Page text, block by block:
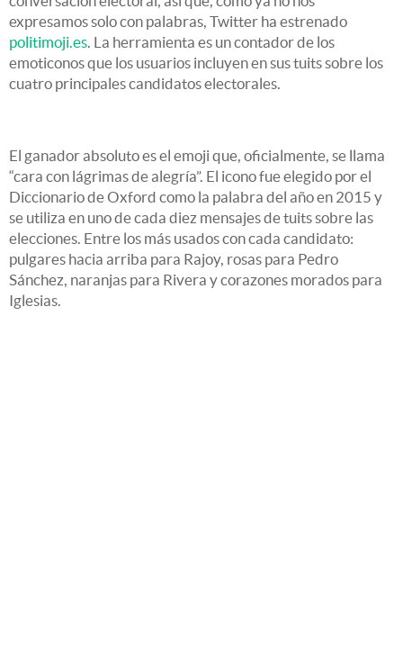
expresamos solo con palabras, Twitter ha estrenado
politimoji.es . La herramienta es un contador de los
emoticonos que los usuarios incluyen en sus tuits sobre los
cuatro principales candidatos electorales.
El ganador absoluto es el emoji que, oficialmente, se llama
“cara con lágrimas de alegría”. El icono fue elegido por el
Diccionario de Oxford como la palabra del año en 2015 y
se utiliza en uno de cada diez mensajes de tuits sobre las
elecciones. Entre los más usados con cada candidato:
pulgares hacia arriba para Rajoy, rosas para Pedro
Sánchez, naranjas para Rivera y corazones morados para
Iglesias.